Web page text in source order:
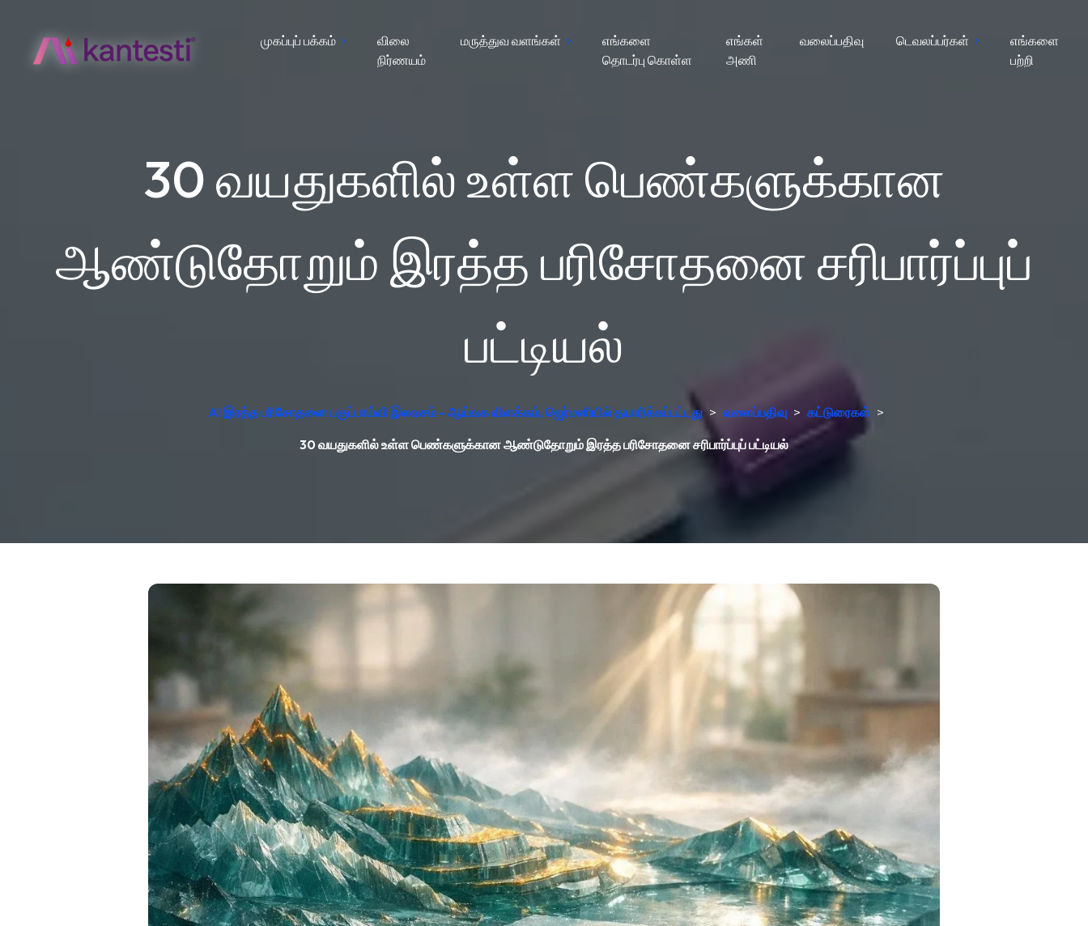
முகப்புப் பக்கம்
விலை
நிர்ணயம்
மருத்துவ வளங்கள்
எங்களை
தொடர்பு கொள்ள
எங்கள்
அணி
வலைப்பதிவு டெவலப்பர்கள்
எங்களை
பற்றி
30 வயதுகளில் உள்ள பெண்களுக்கான
ஆண்டுதோறும் இரத்த பரிசோதனை சரிபார்ப்புப்
பட்டியல்
AI இரத்த பரிசோதனை பகுப்பாய்வி இலவசம் - ஆய்வக விளக்கம், ஜெர்மனியில் தயாரிக்கப்பட்டது > வலைப்பதிவு > கட்டுரைகள் >
30 வயதுகளில் உள்ள பெண்களுக்கான ஆண்டுதோறும் இரத்த பரிசோதனை சரிபார்ப்புப் பட்டியல்